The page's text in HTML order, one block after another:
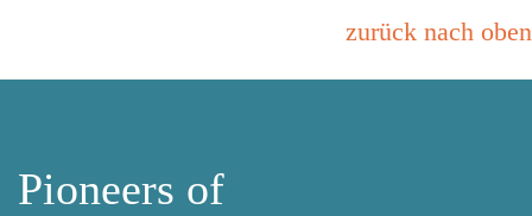
zurück nach oben
Pioneers of